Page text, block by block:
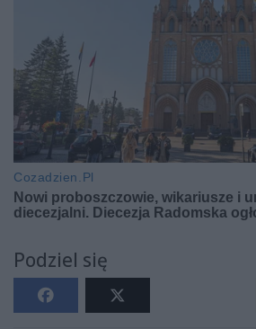
Podziel się